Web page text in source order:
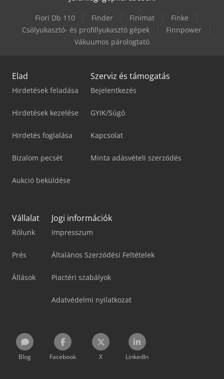
Fiori Db 110 Finder Finimat
Finke
Csőlyukasztó- és profillyukasztó gépek
Finnpower
Vákuumos párologtató
Elad
Hirdetések feladása
Hirdetések kezelése
Hirdetés foglalása
Bizalom pecsét
Aukció beküldése
Szerviz és támogatás
Bejelentkezés
GYIK/Súgó
Kapcsolat
Minta adásvételi szerződés
Vállalat
Rólunk
Prés
Állások
Jogi információk
Impresszum
Általános Szerződési Feltételek
Piactéri szabályok
Adatvédelmi nyilatkozat
Blog Facebook X LinkedIn